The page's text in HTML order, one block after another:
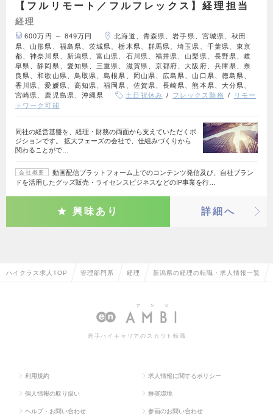
【フルリモート／フルフレックス】経理担当
経理
600万円 ～ 849万円
北海道、青森県、岩手県、宮城県、秋田
県、山形県、福島県、茨城県、栃木県、群馬県、埼玉県、千葉県、東京
都、神奈川県、新潟県、富山県、石川県、福井県、山梨県、長野県、岐
阜県、静岡県、愛知県、三重県、滋賀県、京都府、大阪府、兵庫県、奈
良県、和歌山県、鳥取県、島根県、岡山県、広島県、山口県、徳島県、
香川県、愛媛県、高知県、福岡県、佐賀県、長崎県、熊本県、大分県、
宮崎県、鹿児島県、沖縄県
土日祝休み フレックス勤務
リモー
トワーク可能
同社の経営基盤を、経理・財務の両面から支えていただくポ
ジションです。 拡大フェーズの会社で、仕組みづくりから
関わることがで…
会社概要
動画配信プラットフォーム上でのコンテンツ発信及び、自社ブラン
ドを活用したグッズ販売・ライセンスビジネスなどのIP事業を行…
興味あり 詳細へ
ハイクラス求人TOP 管理部門系 経理 新潟県の経理の転職・求人情報一覧
若手ハイキャリアのスカウト転職
利用規約 求人情報に関するポリシー
個人情報の取り扱い 推奨環境
ヘルプ・お問い合わせ 参画のお問い合わせ